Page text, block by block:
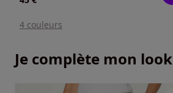
4 couleurs
Je complète mon look